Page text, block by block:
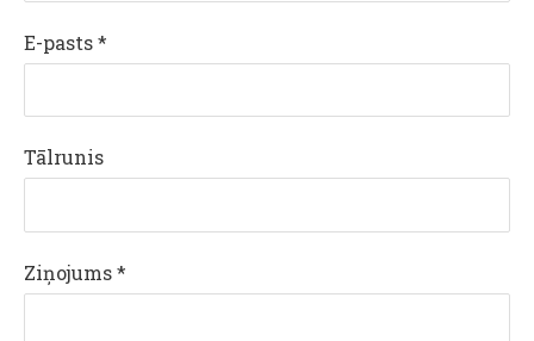
E-pasts*
Tālrunis
Ziņojums*